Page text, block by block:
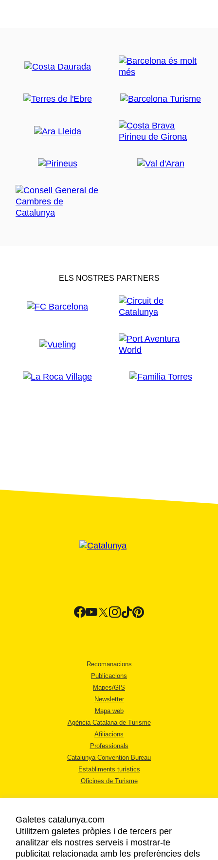
ELS NOSTRES PARTNERS
Recomanacions
Publicacions
Mapes/GIS
Newsletter
Mapa web
Agència Catalana de Turisme
Afiliacions
Professionals
Catalunya Convention Bureau
Establiments turístics
Oficines de Turisme
AVÍS LEGAL
Galetes catalunya.com
Utilitzem galetes pròpies i de tercers per
analitzar els nostres serveis i mostrar-te
publicitat relacionada amb les preferències dels